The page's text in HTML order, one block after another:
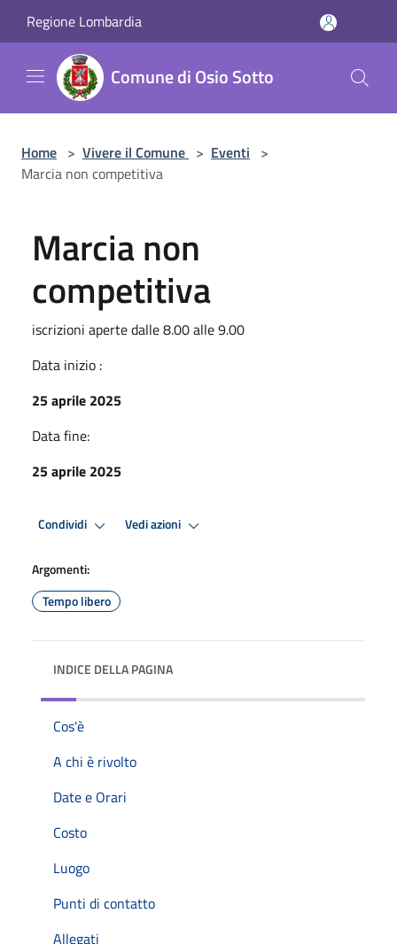
Regione Lombardia
Comune di Osio Sotto
Home > Vivere il Comune > Eventi >
Marcia non competitiva
Marcia non
competitiva
iscrizioni aperte dalle 8.00 alle 9.00
Data inizio :
25 aprile 2025
Data fine:
25 aprile 2025
Condividi Vedi azioni
Argomenti:
Tempo libero
INDICE DELLA PAGINA
Cos'è
A chi è rivolto
Date e Orari
Costo
Luogo
Punti di contatto
Allegati